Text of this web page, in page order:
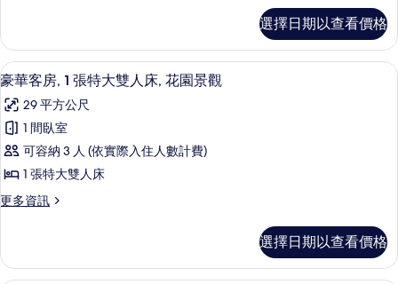
準
雙
人
床
的
所
有
相
客
房,
2
標
準
人
床
詳
選擇日期以查看價格
顯
示
豪
華
客
房,
1
特
大
豪華客房, 1 張特大雙人床, 花園景觀 |
9
豪華客房, 1 張特大雙人床, 花園景觀
29 平方公尺
1 間臥室
可容納 3 人 (依實際入住人數計費)
1 張特大雙人床
更多資訊
更
客
房,
選擇日期以查看價格